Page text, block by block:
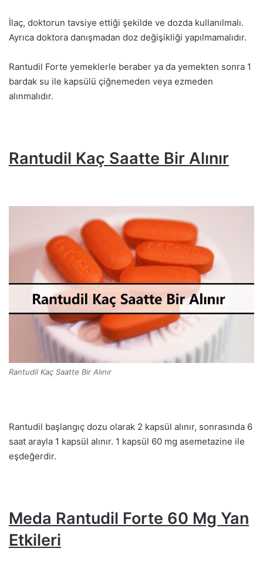
İlaç, doktorun tavsiye ettiği şekilde ve dozda kullanılmalı.
Ayrıca doktora danışmadan doz değişikliği yapılmamalıdır.
Rantudil Forte yemeklerle beraber ya da yemekten sonra 1
bardak su ile kapsülü çiğnemeden veya ezmeden
alınmalıdır.
Rantudil Kaç Saatte Bir Alınır
Rantudil Kaç Saatte Bir Alınır
Rantudil başlangıç dozu olarak 2 kapsül alınır, sonrasında 6
saat arayla 1 kapsül alınır. 1 kapsül 60 mg asemetazine ile
eşdeğerdir.
Meda Rantudil Forte 60 Mg Yan
Etkileri